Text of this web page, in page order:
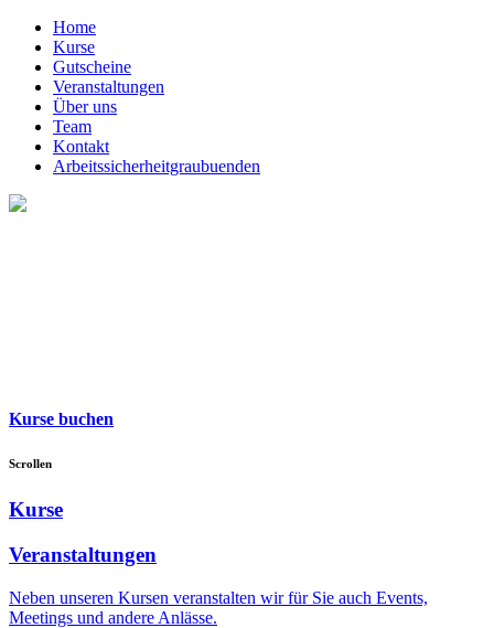
Home
Kurse
Gutscheine
Veranstaltungen
Über uns
Team
Kontakt
Arbeitssicherheitgraubuenden
Kurse buchen
Scrollen
Kurse
Veranstaltungen
Neben unseren Kursen veranstalten wir für Sie auch Events,
Meetings und andere Anlässe.